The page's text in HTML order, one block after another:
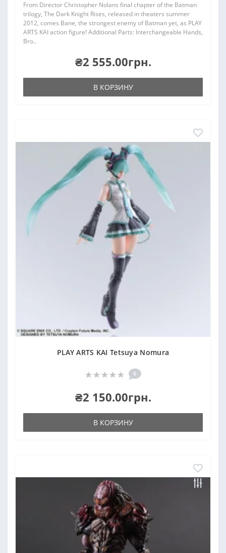
From Director Christopher Nolans final chapter of the Batman
trilogy, The Dark Knight Rises, released in theaters summer
2012, comes Bane, the strongest enemy of Batman yet, as PLAY
ARTS KAI action figure! Additional Parts: Interchangeable Hands,
Bro..
₴2 555.00грн.
В КОРЗИНУ
PLAY ARTS KAI Tetsuya Nomura
0
₴2 150.00грн.
В КОРЗИНУ